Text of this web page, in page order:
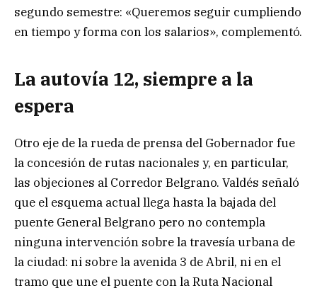
segundo semestre: «Queremos seguir cumpliendo
en tiempo y forma con los salarios», complementó.
La autovía 12, siempre a la
espera
Otro eje de la rueda de prensa del Gobernador fue
la concesión de rutas nacionales y, en particular,
las objeciones al Corredor Belgrano. Valdés señaló
que el esquema actual llega hasta la bajada del
puente General Belgrano pero no contempla
ninguna intervención sobre la travesía urbana de
la ciudad: ni sobre la avenida 3 de Abril, ni en el
tramo que une el puente con la Ruta Nacional